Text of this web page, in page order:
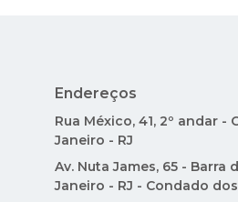
Endereços
Rua México, 41, 2º andar -
Janeiro - RJ
Av. Nuta James, 65 - Barra
Janeiro - RJ - Condado